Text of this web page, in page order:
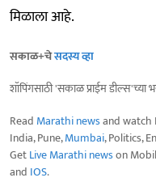
मिळाला आहे.
सकाळ+चेसदस्य व्हा
शॉपिंगसाठी 'सकाळ प्राईम डील्स'च्या
Read Marathi newsand watch
India, Pune,Mumbai, Politics,
GetLive Marathi newson
and IOS.